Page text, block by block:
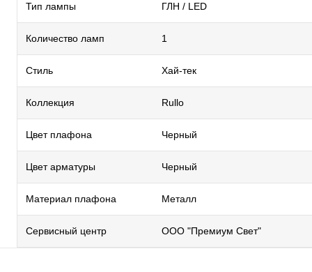
Тип лампы ГЛН / LED
Количество ламп 1
Стиль Хай-тек
Коллекция Rullo
Цвет плафона Черный
Цвет арматуры Черный
Материал плафона Металл
Сервисный центр ООО "Премиум Свет"